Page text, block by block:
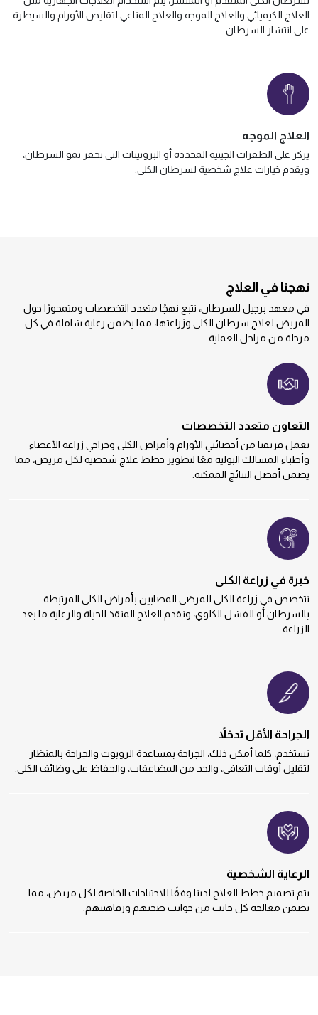
العلاج الكيميائي والعلاج الموجه والعلاج المناعي لتقليص الأورام والسيطرة
على انتشار السرطان.
العلاج الموجه
يركز على الطفرات الجينية المحددة أو البروتينات التي تحفز نمو السرطان،
ويقدم خيارات علاج شخصية لسرطان الكلى.
نهجنا في العلاج
في معهد برجيل للسرطان، نتبع نهجًا متعدد التخصصات ومتمحورًا حول
المريض لعلاج سرطان الكلى وزراعتها، مما يضمن رعاية شاملة في كل
مرحلة من مراحل العملية:
التعاون متعدد التخصصات
يعمل فريقنا من أخصائيي الأورام وأمراض الكلى وجراحي زراعة الأعضاء
وأطباء المسالك البولية معًا لتطوير خطط علاج شخصية لكل مريض، مما
يضمن أفضل النتائج الممكنة.
خبرة في زراعة الكلى
نتخصص في زراعة الكلى للمرضى المصابين بأمراض الكلى المرتبطة
بالسرطان أو الفشل الكلوي، ونقدم العلاج المنقذ للحياة والرعاية ما بعد
الزراعة.
الجراحة الأقل تدخلاً
نستخدم، كلما أمكن ذلك، الجراحة بمساعدة الروبوت والجراحة بالمنظار
لتقليل أوقات التعافي، والحد من المضاعفات، والحفاظ على وظائف الكلى.
الرعاية الشخصية
يتم تصميم خطط العلاج لدينا وفقًا للاحتياجات الخاصة لكل مريض، مما
يضمن معالجة كل جانب من جوانب صحتهم ورفاهيتهم.